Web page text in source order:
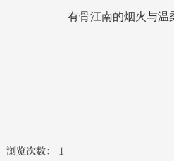
有骨江南的烟火与温
浏览次数： 1